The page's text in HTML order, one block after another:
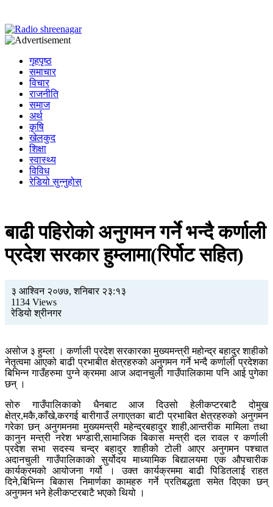
गृहपृष्ठ
समाचार
विचार
राजनीति
समाज
अर्थ
कृषि
खेलकुद
शिक्षा
स्वास्थ्य
विविध
रेडियो सुन्नुहोस्
बाढी पहिरोको अनुगमन गर्ने भन्दै कर्णाली
प्रदेश सरकार हुम्लामा(रिर्पोट सहित)
३ आश्विन २०७७, शनिबार २३:१३
1134 Views
रेडियो श्रीनगर
असोज ३ हुम्ला । कर्णाली प्रदेश सरकारका मुख्यमन्त्री महोन्द्र बहादुर शाहीको
नेतृत्वमा आएको बाढी प्रभाबीत क्षेत्रहरुको अनुगमन गर्ने भन्दै कर्णाली प्रदेशका
बिभिन्न गाउँहरुमा पुग्ने क्रममा आज अदानचुली गाउँपालिकामा पनि आई पुगेका
छन् ।
सोरु गाउँपालिकाको धैनबाट आज दिउसो हेलीकप्टरबाटै दोमुख
क्षेत्र,मकै,काँखे,करगई बारीगाउँ लगाएतका बाटी प्रभाबित क्षेत्रहरुको अनुगमन
गरेका छन् अनुगमनमा मुख्यमन्त्री महेन्द्रबहादुर शाही,आन्तरीक मामिला तथा
कानुन मन्त्री नरेश भण्डारी,सामाजिक बिकास मन्त्री दल रावल र कर्णाली
प्रदेश सभा सदस्य चन्द्र बहादुर शाहीको टोली आएर अनुगमन पश्चात
अदानचुली गाउँपालिकाको सुर्योदय माध्यामिक बिद्यालयमा एक औपचारीक
कार्यक्रमको आयोजना गर्यो । उक्त कार्यक्रममा बाढी पिडितलाई राहत
दिने,बिभिन्न बिकास निमार्णका कामहरु गर्ने प्रतिबद्धता समेत दिएका छन्
अनुगमन भने हेलीकप्टरबाटै भएको थियो ।